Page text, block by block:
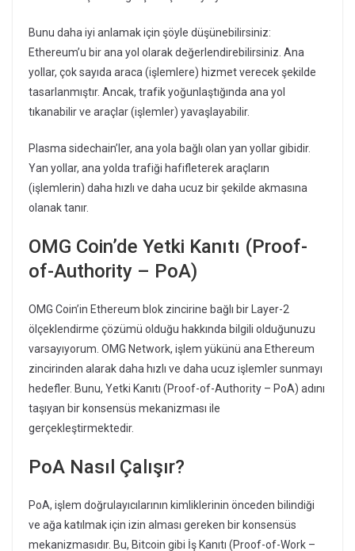
Bunu daha iyi anlamak için şöyle düşünebilirsiniz:
Ethereum’u bir ana yol olarak değerlendirebilirsiniz. Ana
yollar, çok sayıda araca (işlemlere) hizmet verecek şekilde
tasarlanmıştır. Ancak, trafik yoğunlaştığında ana yol
tıkanabilir ve araçlar (işlemler) yavaşlayabilir.
Plasma sidechain’ler, ana yola bağlı olan yan yollar gibidir.
Yan yollar, ana yolda trafiği hafifleterek araçların
(işlemlerin) daha hızlı ve daha ucuz bir şekilde akmasına
olanak tanır.
OMG Coin’de Yetki Kanıtı (Proof-
of-Authority – PoA)
OMG Coin’in Ethereum blok zincirine bağlı bir Layer-2
ölçeklendirme çözümü olduğu hakkında bilgili olduğunuzu
varsayıyorum. OMG Network, işlem yükünü ana Ethereum
zincirinden alarak daha hızlı ve daha ucuz işlemler sunmayı
hedefler. Bunu, Yetki Kanıtı (Proof-of-Authority – PoA) adını
taşıyan bir konsensüs mekanizması ile
gerçekleştirmektedir.
PoA Nasıl Çalışır?
PoA, işlem doğrulayıcılarının kimliklerinin önceden bilindiği
ve ağa katılmak için izin alması gereken bir konsensüs
mekanizmasıdır. Bu, Bitcoin gibi İş Kanıtı (Proof-of-Work –